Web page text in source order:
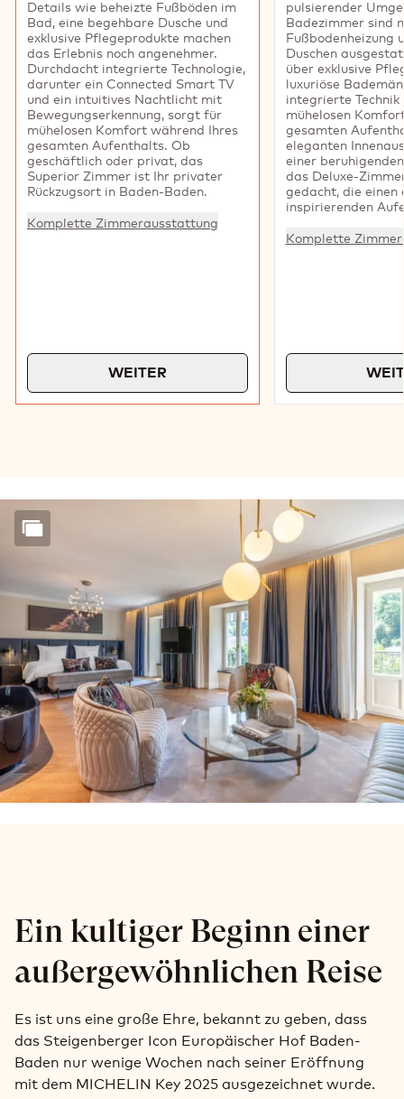
Details wie beheizte Fußböden im
Bad, eine begehbare Dusche und
exklusive Pflegeprodukte machen
das Erlebnis noch angenehmer.
Durchdacht integrierte Technologie,
darunter ein Connected Smart TV
und ein intuitives Nachtlicht mit
Bewegungserkennung, sorgt für
mühelosen Komfort während Ihres
gesamten Aufenthalts. Ob
geschäftlich oder privat, das
Superior Zimmer ist Ihr privater
Rückzugsort in Baden-Baden.
Komplette Zimmerausstattung
WEITER
pulsierender
Badezimmer sind
Fußbodenheizung
Duschen
über exklusive
luxuriöse
integrierte
mühelosen
gesamten
eleganten
einer
das Deluxe-
gedacht, die einen
inspirierenden
Komplette
Ein kultiger Beginn einer
außergewöhnlichen Reise
Es ist uns eine große Ehre, bekannt zu geben, dass
das Steigenberger Icon Europäischer Hof Baden-
Baden nur wenige Wochen nach seiner Eröffnung
mit dem MICHELIN Key 2025 ausgezeichnet wurde.